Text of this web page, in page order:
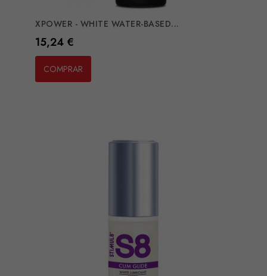
XPOWER - WHITE WATER-BASED...
Preço
15,24 €
COMPRAR